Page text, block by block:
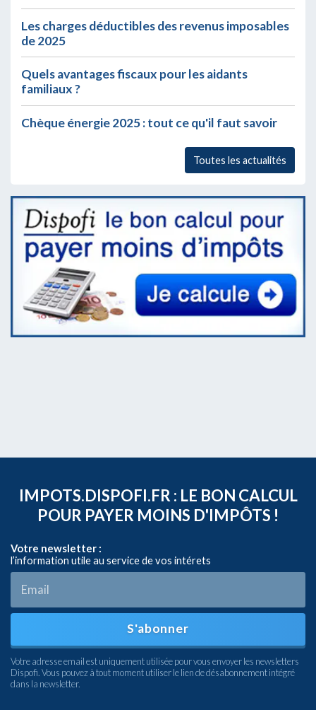
Les charges déductibles des revenus imposables
de 2025
Quels avantages fiscaux pour les aidants
familiaux ?
Chèque énergie 2025 : tout ce qu'il faut savoir
Toutes les actualités
IMPOTS.DISPOFI.FR : LE BON CALCUL
POUR PAYER MOINS D'IMPÔTS !
Votre newsletter :
l’information utile au service de vos intérets
S'abonner
Votre adresse email est uniquement utilisée pour vous envoyer les newsletters
Dispofi. Vous pouvez à tout moment utiliser le lien de désabonnement intégré
dans la newsletter.